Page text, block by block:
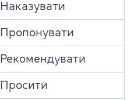
Наказувати
Пропонувати
Рекомендувати
Просити